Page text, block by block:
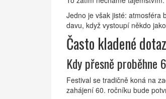
Jedno je však jisté: atmosféra
davu, když vystoupí někdo
Často kladené
Kdy přesně proběhne
Festival se tradičně koná na
zahájení 60. ročníku bude